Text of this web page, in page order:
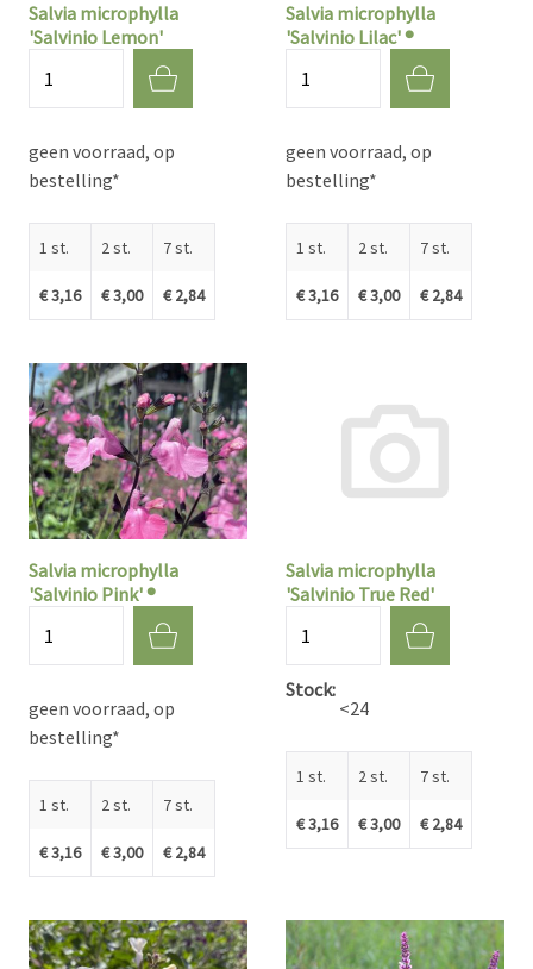
Salvia microphylla
'Salvinio Lemon'
geen voorraad, op
bestelling*
1 st.
€ 3,16
2 st.
€ 3,00
7 st.
€ 2,84
Salvia microphylla
'Salvinio Lilac' ®
geen voorraad, op
bestelling*
1 st.
€ 3,16
2 st.
€ 3,00
7 st.
€ 2,84
Salvia microphylla
'Salvinio Pink' ®
geen voorraad, op
bestelling*
1 st.
€ 3,16
2 st.
€ 3,00
7 st.
€ 2,84
Salvia microphylla
'Salvinio True Red'
Stock
<24
1 st.
€ 3,16
2 st.
€ 3,00
7 st.
€ 2,84